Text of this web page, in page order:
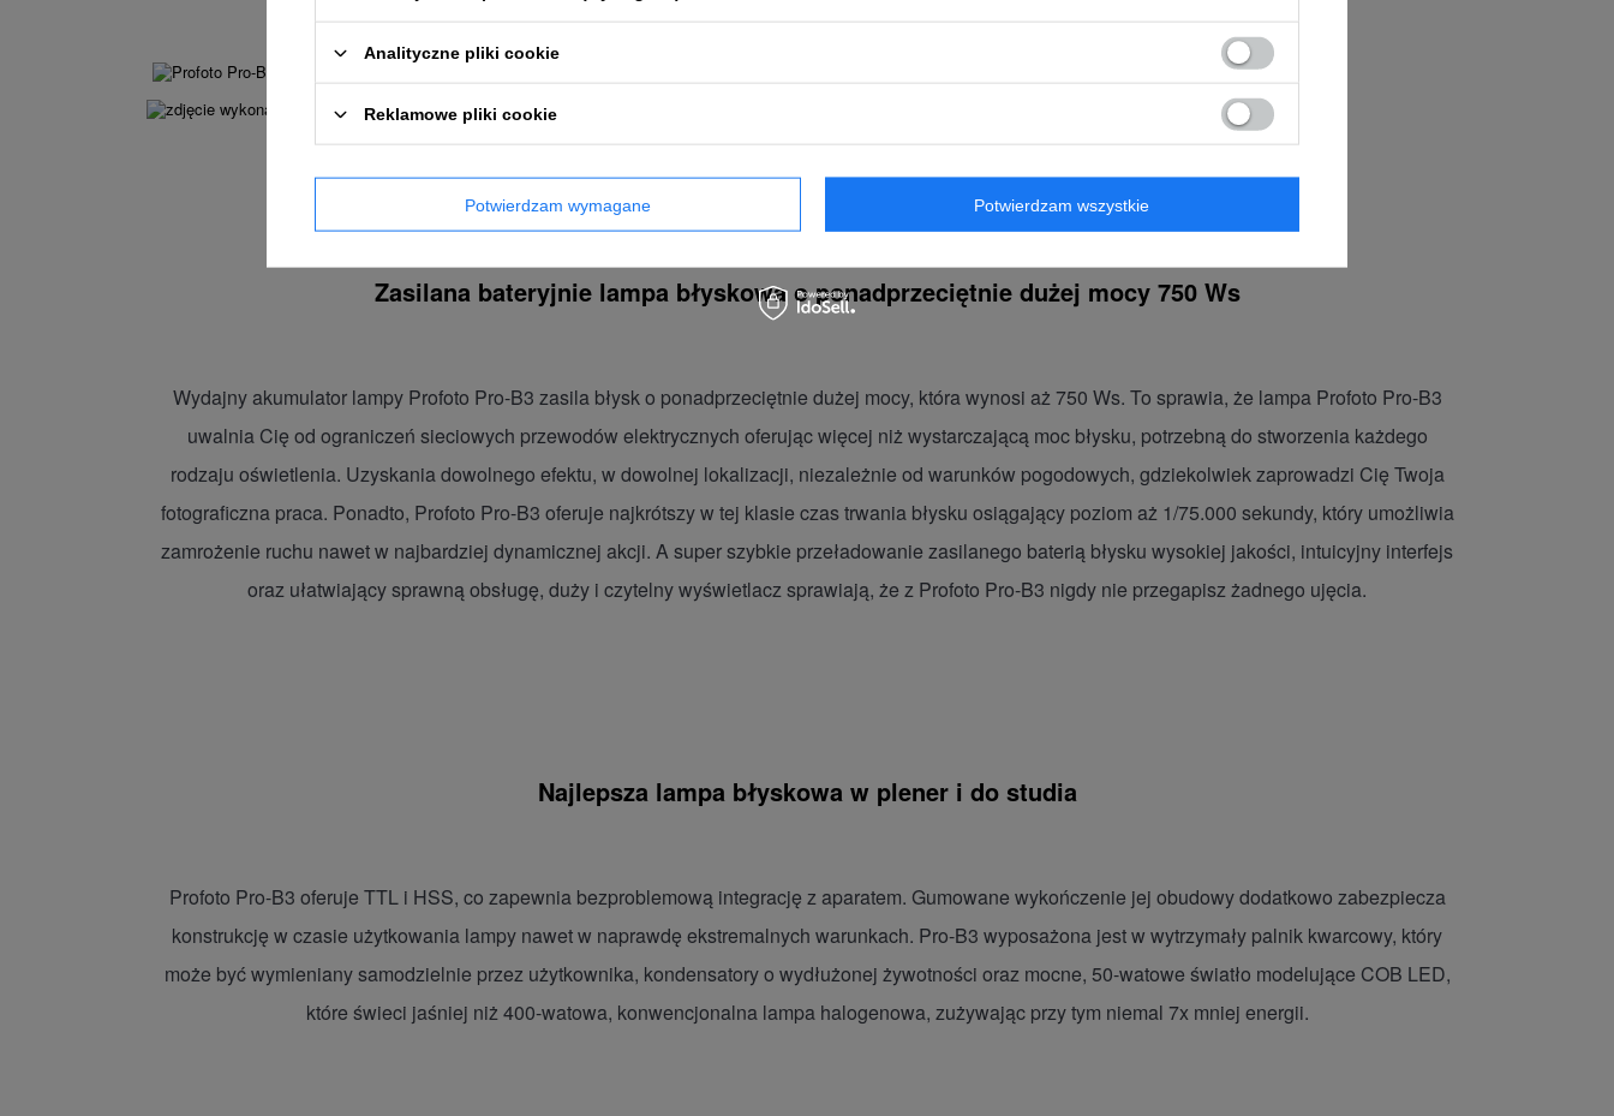
Zasilana bateryjnie lampa błyskowa o ponadprzeciętnie dużej mocy 750 Ws
Wydajny akumulator lampy Profoto Pro-B3 zasila błysk o ponadprzeciętnie dużej mocy, która wynosi aż 750 Ws. To sprawia, że lampa Profoto Pro-B3
uwalnia Cię od ograniczeń sieciowych przewodów elektrycznych oferując więcej niż wystarczającą moc błysku, potrzebną do stworzenia każdego
rodzaju oświetlenia. Uzyskania dowolnego efektu, w dowolnej lokalizacji, niezależnie od warunków pogodowych, gdziekolwiek zaprowadzi Cię Twoja
fotograficzna praca. Ponadto, Profoto Pro-B3 oferuje najkrótszy w tej klasie czas trwania błysku osiągający poziom aż 1/75.000 sekundy, który umożliwia
zamrożenie ruchu nawet w najbardziej dynamicznej akcji. A super szybkie przeładowanie zasilanego baterią błysku wysokiej jakości, intuicyjny interfejs
oraz ułatwiający sprawną obsługę, duży i czytelny wyświetlacz sprawiają, że z Profoto Pro-B3 nigdy nie przegapisz żadnego ujęcia.
Najlepsza lampa błyskowa w plener i do studia
Profoto Pro-B3 oferuje TTL i HSS, co zapewnia bezproblemową integrację z aparatem. Gumowane wykończenie jej obudowy dodatkowo zabezpiecza
konstrukcję w czasie użytkowania lampy nawet w naprawdę ekstremalnych warunkach. Pro-B3 wyposażona jest w wytrzymały palnik kwarcowy, który
może być wymieniany samodzielnie przez użytkownika, kondensatory o wydłużonej żywotności oraz mocne, 50-watowe światło modelujące COB LED,
które świeci jaśniej niż 400-watowa, konwencjonalna lampa halogenowa, zużywając przy tym niemal 7x mniej energii.
Analityczne pliki cookie
Reklamowe pliki cookie
Potwierdzam wymagane Potwierdzam wszystkie